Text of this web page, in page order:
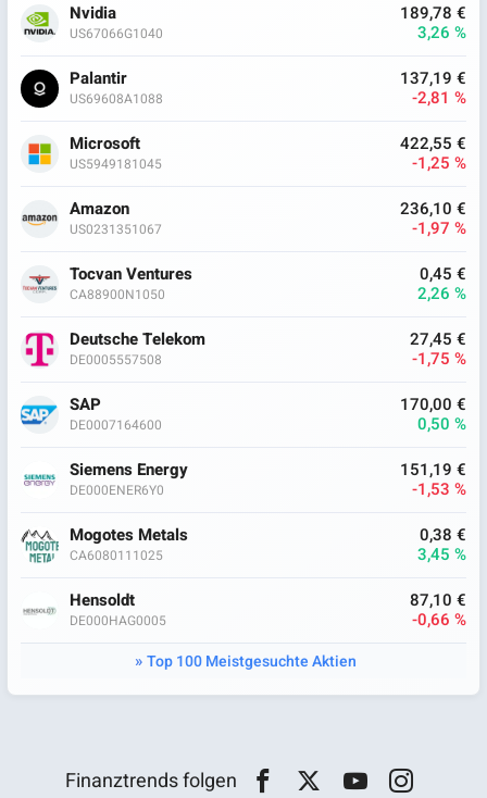
Nvidia
US67066G1040
189,78 €
3,26 %
Palantir
US69608A1088
137,19 €
-2,81 %
Microsoft
US5949181045
422,55 €
-1,25 %
Amazon
US0231351067
236,10 €
-1,97 %
Tocvan Ventures
CA88900N1050
0,45 €
2,26 %
Deutsche Telekom
DE0005557508
27,45 €
-1,75 %
SAP
DE0007164600
170,00 €
0,50 %
Siemens Energy
DE000ENER6Y0
151,19 €
-1,53 %
Mogotes Metals
CA6080111025
0,38 €
3,45 %
Hensoldt
DE000HAG0005
87,10 €
-0,66 %
Top 100 Meistgesuchte Aktien
Finanztrends folgen